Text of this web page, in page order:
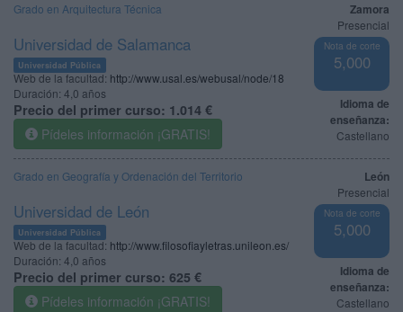
Zamora
Presencial
Nota de corte
5,000
Idioma de
enseñanza:
Castellano
Grado en Arquitectura Técnica
Universidad de Salamanca
Universidad Pública
Web de la facultad: http://www.usal.es/webusal/node/18
Duración: 4,0 años
Precio del primer curso: 1.014 €
Pídeles información ¡GRATIS!
León
Presencial
Nota de corte
5,000
Idioma de
enseñanza:
Castellano
Grado en Geografía y Ordenación del Territorio
Universidad de León
Universidad Pública
Web de la facultad: http://www.filosofiayletras.unileon.es/
Duración: 4,0 años
Precio del primer curso: 625 €
Pídeles información ¡GRATIS!